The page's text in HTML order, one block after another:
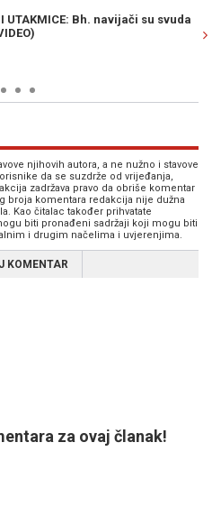
DIV IZ ŽIVNICA: Odličan
kluba, nažalost...
njihovih autora, a ne nužno i stavove
da se suzdrže od vrijeđanja,
zadržava pravo da obriše komentar
broja komentara redakcija nije dužna
Kao čitalac također prihvatate
biti pronađeni sadržaji koji mogu biti
i drugim načelima i uvjerenjima.
KOMENTAR
za ovaj članak!